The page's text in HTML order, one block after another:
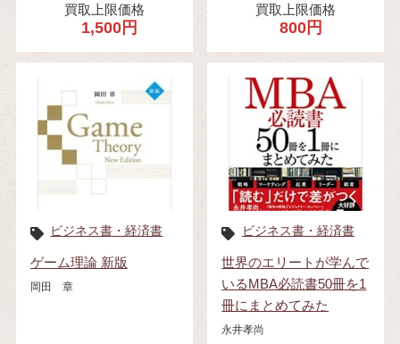
買取上限価格
1,500円
買取上限価格
800円
ビジネス書・経済書
ゲーム理論 新版
岡田 章
ビジネス書・経済書
世界のエリートが学んで
いるMBA必読書50冊を1
冊にまとめてみた
永井孝尚